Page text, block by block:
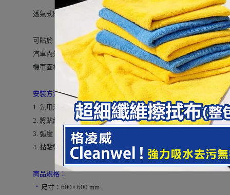
透氣式貼紙可直接乾貼，不用擔心由於溫度變化產生的氣泡。
可貼於：
汽車內外裝、腳踏車、機車、傢俱、室內全牆、安全帽、後視鏡、
機車面板、排氣管護片、手機、筆電、安全帽......均適用。
安裝方法：
1. 先用清潔濟把要貼的表面清洗乾淨。
2. 將貼紙撕開，背面不需噴水，直接黏貼上即可。
3. 弧度、彎曲地方，可用吹風機吹軟後，使用刮板或手按壓平整即
4. 黏貼愛車外部，完工後兩天內請勿洗車。
商品規格：
． 尺寸：600× 600 mm